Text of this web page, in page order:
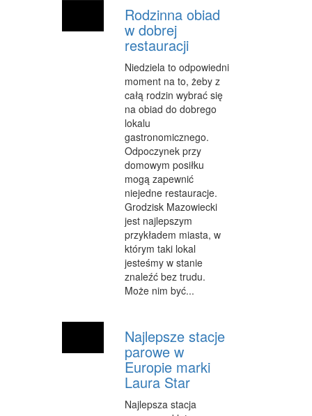
NARZĘDZIA
PRZEMYSŁ METALOWY
TRANSPORT
TRANSPORT
CZĘŚCI SAMOCHODOWE
WYNAJEM
USŁUGI MOTORYZACYJNE
SALONY, KOMISY
PUBLIC RELATIONS
AGENCJE REKLAMOWE
MATERIAŁY REKLAMOWE
INNE AGENCJE
IMPREZY INTEGRACYJNE
HOBBY
BRANŻE
Rodzinna obiad
w dobrej
restauracji
Niedziela to odpowiedni
moment na to, żeby z
całą rodzin wybrać się
na obiad do dobrego
lokalu
gastronomicznego.
Odpoczynek przy
domowym posiłku
mogą zapewnić
niejedne restauracje.
Grodzisk Mazowiecki
jest najlepszym
przykładem miasta, w
którym taki lokal
jesteśmy w stanie
znaleźć bez trudu.
Może nim być...
Najlepsze stacje
parowe w
Europie marki
Laura Star
Najlepsza stacja